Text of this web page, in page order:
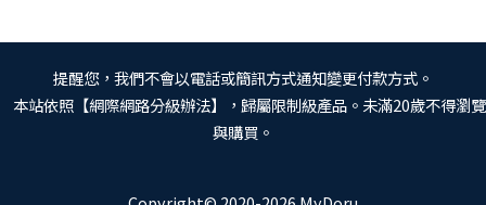
提醒您，我們不會以電話或簡訊方式通知變更付款方式。
本站依照【網際網路分級辦法】，歸屬限制級產品。未滿20歲不得瀏覽
與購買。